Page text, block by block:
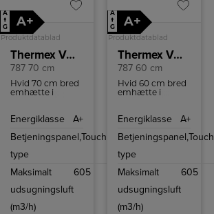
A
↑
G
A+
Produktdatablad
Thermex Væghængt emhætte
787 70 cm
Hvid 70 cm bred
emhætte i
hastigheder at
Energiklasse
A+
Betjeningspanel,
type
Touch
Maksimalt
udsugningsluft
(m3/h)
605
A
↑
G
A+
Produktdatablad
Thermex Væghængt emhætte
787 60 cm
Hvid 60 cm bred
emhætte i
hastigheder at
Energiklasse
A+
Betjeningspanel,
type
Touch
Maksimalt
udsugningsluft
(m3/h)
605